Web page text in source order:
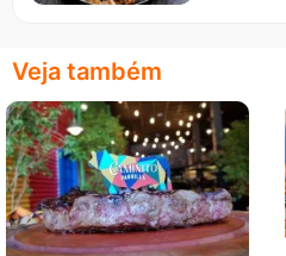
Veja também